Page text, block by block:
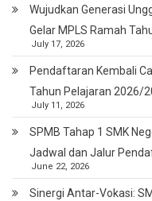
Wujudkan Generasi
Gelar MPLS Ramah
July 17, 2026
Pendaftaran Kembali
Tahun Pelajaran 2026/
July 11, 2026
SPMB Tahap 1 SMK
Jadwal dan Jalur
June 22, 2026
Sinergi Antar-Vokasi: